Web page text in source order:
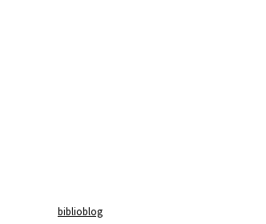
biblioblog